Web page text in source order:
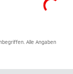
Alle Angaben